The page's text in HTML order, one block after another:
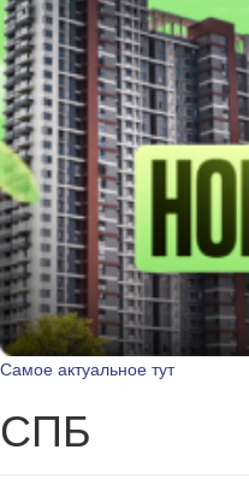
Самое актуальное тут
СПБ